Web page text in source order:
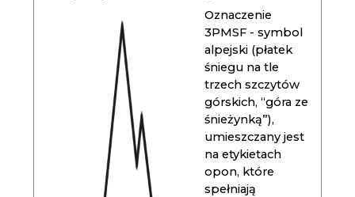
Oznaczenie
3PMSF - symbol
alpejski (płatek
śniegu na tle
trzech szczytów
górskich, “góra ze
śnieżynką”),
umieszczany jest
na etykietach
opon, które
spełniają